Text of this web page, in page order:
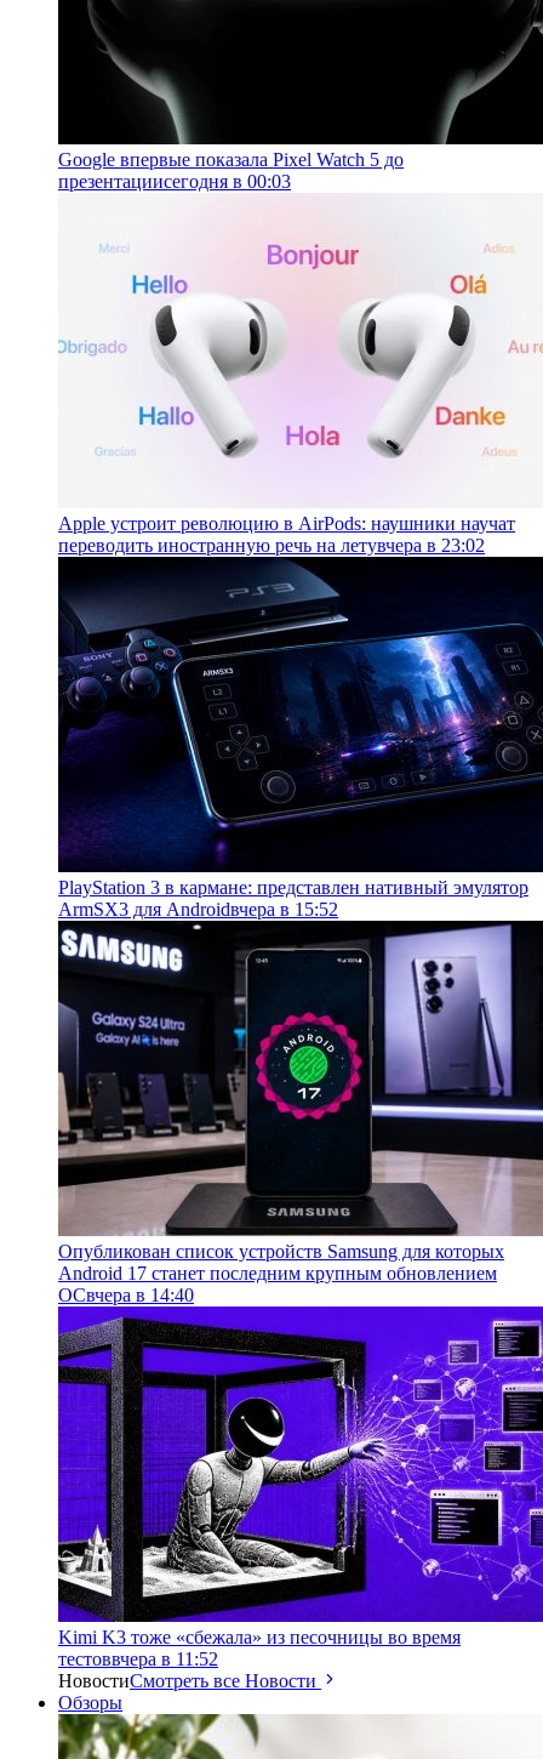
Google впервые показала Pixel Watch 5 до
презентациисегодня в 00:03
Apple устроит революцию в AirPods: наушники научат
переводить иностранную речь на летувчера в 23:02
PlayStation 3 в кармане: представлен нативный эмулятор
ArmSX3 для Androidвчера в 15:52
Опубликован список устройств Samsung для которых
Android 17 станет последним крупным обновлением
ОСвчера в 14:40
Kimi K3 тоже «сбежала» из песочницы во время
тестоввчера в 11:52
НовостиСмотреть все Новости
Обзоры